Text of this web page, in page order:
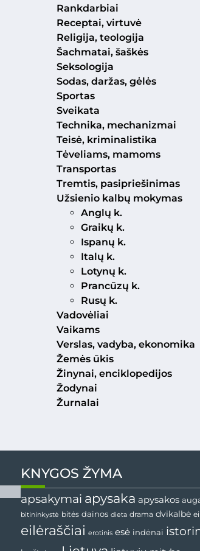
Rankdarbiai
Receptai, virtuvė
Religija, teologija
Šachmatai, šaškės
Seksologija
Sodas, daržas, gėlės
Sportas
Sveikata
Technika, mechanizmai
Teisė, kriminalistika
Tėveliams, mamoms
Transportas
Tremtis, pasipriešinimas
Užsienio kalbų mokymas
Anglų k.
Graikų k.
Ispanų k.
Italų k.
Lotynų k.
Prancūzų k.
Rusų k.
Vadovėliai
Vaikams
Verslas, vadyba, ekonomika
Žemės ūkis
Žinynai, enciklopedijos
Žodynai
Žurnalai
KNYGOS ŽYMA
apsakymai apysaka apysakos
bitininkystė bitės dainos dieta drama dvikalbė
eilėraščiai erotinis esė indėnai